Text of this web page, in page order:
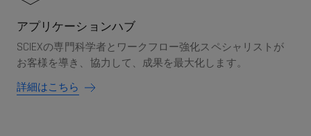
アプリケーションハブ
SCIEXの専門科学者とワークフロー強化スペシャリストが
お客様を導き、協力して、成果を最大化します。
詳細はこちら